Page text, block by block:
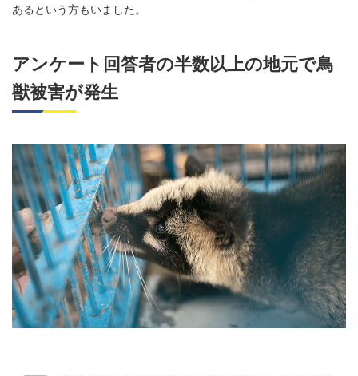
あるという方もいました。
アンケート回答者の半数以上の地元で鳥
獣被害が発生